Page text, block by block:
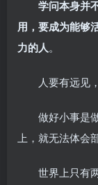
学问本身并
用，要成为能够
力的人。
人要有远见
做好小事是
上，就无法体会
世界上只有